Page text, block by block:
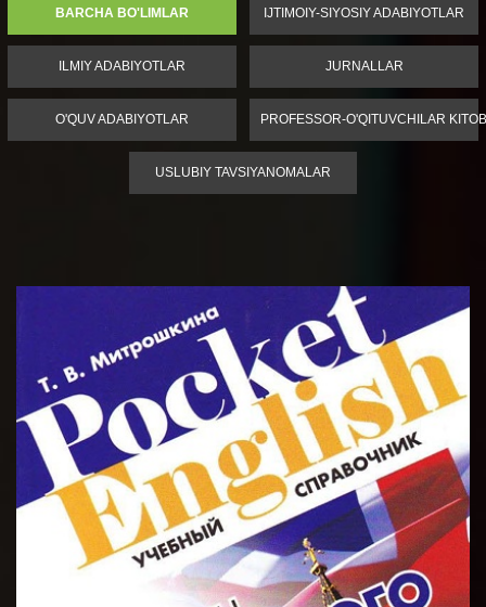
BARCHA BO'LIMLAR IJTIMOIY-SIYOSIY ADABIYOTLAR
ILMIY ADABIYOTLAR JURNALLAR
O'QUV ADABIYOTLAR PROFESSOR-O'QITUVCHILAR
USLUBIY TAVSIYANOMALAR